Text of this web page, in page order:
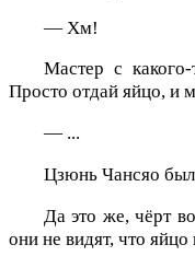
— Хм!
Мастер с
Просто отдай яйцо, и
— ...
Цзюнь Чансяо был
Да это же, чёрт
они не видят, что